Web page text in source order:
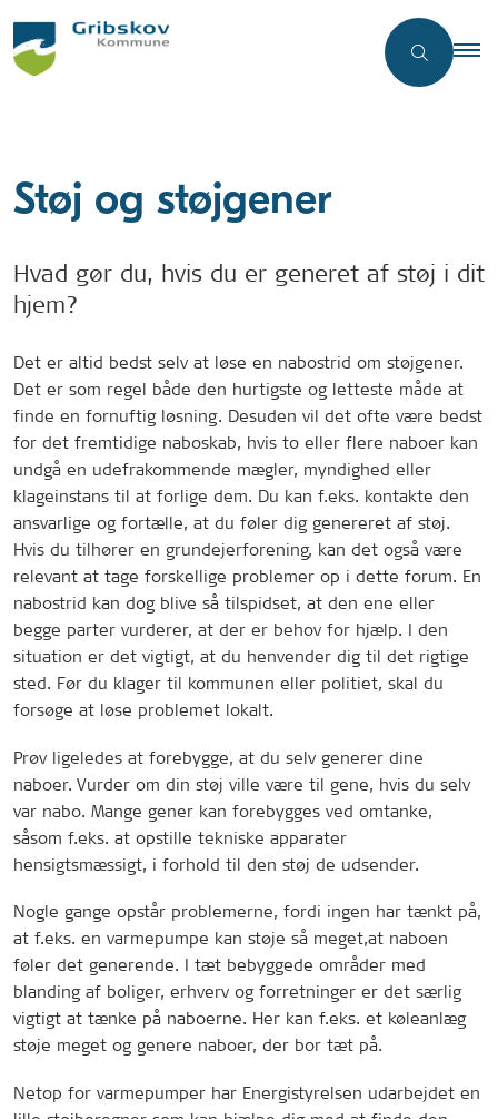
Støj og støjgener
Hvad gør du, hvis du er generet af støj i dit
hjem?
Det er altid bedst selv at løse en nabostrid om støjgener.
Det er som regel både den hurtigste og letteste måde at
finde en fornuftig løsning. Desuden vil det ofte være bedst
for det fremtidige naboskab, hvis to eller flere naboer kan
undgå en udefrakommende mægler, myndighed eller
klageinstans til at forlige dem. Du kan f.eks. kontakte den
ansvarlige og fortælle, at du føler dig genereret af støj.
Hvis du tilhører en grundejerforening, kan det også være
relevant at tage forskellige problemer op i dette forum. En
nabostrid kan dog blive så tilspidset, at den ene eller
begge parter vurderer, at der er behov for hjælp. I den
situation er det vigtigt, at du henvender dig til det rigtige
sted. Før du klager til kommunen eller politiet, skal du
forsøge at løse problemet lokalt.
Prøv ligeledes at forebygge, at du selv generer dine
naboer. Vurder om din støj ville være til gene, hvis du selv
var nabo. Mange gener kan forebygges ved omtanke,
såsom f.eks. at opstille tekniske apparater
hensigtsmæssigt, i forhold til den støj de udsender.
Nogle gange opstår problemerne, fordi ingen har tænkt på,
at f.eks. en varmepumpe kan støje så meget,at naboen
føler det generende. I tæt bebyggede områder med
blanding af boliger, erhverv og forretninger er det særlig
vigtigt at tænke på naboerne. Her kan f.eks. et køleanlæg
støje meget og genere naboer, der bor tæt på.
Netop for varmepumper har Energistyrelsen udarbejdet en